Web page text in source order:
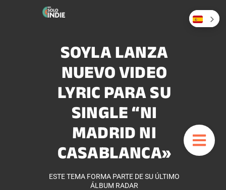
SOYLA LANZA
NUEVO VIDEO
LYRIC PARA SU
SINGLE “NI
MADRID NI
CASABLANCA»
ESTE TEMA FORMA PARTE DE SU ÚLTIMO
ÁLBUM RADAR